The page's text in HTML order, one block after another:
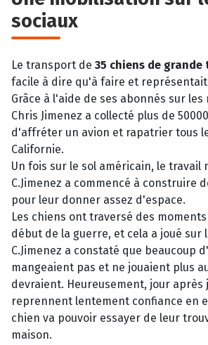
sociaux
Le transport de 35 chiens de
facile à dire qu'à faire et
Grâce à l'aide de ses abonnés sur les
Chris Jimenez a collecté plus de
d'affréter un avion et rapatrier tous
Californie.
Un fois sur le sol américain, le travail
C.Jimenez a commencé à construire
pour leur donner assez d'espace.
Les chiens ont traversé des
début de la guerre, et cela a joué sur
C.Jimenez a constaté que beaucoup
mangeaient pas et ne jouaient plus
devraient. Heureusement, jour après
reprennent lentement confiance en
chien va pouvoir essayer de leur
maison.